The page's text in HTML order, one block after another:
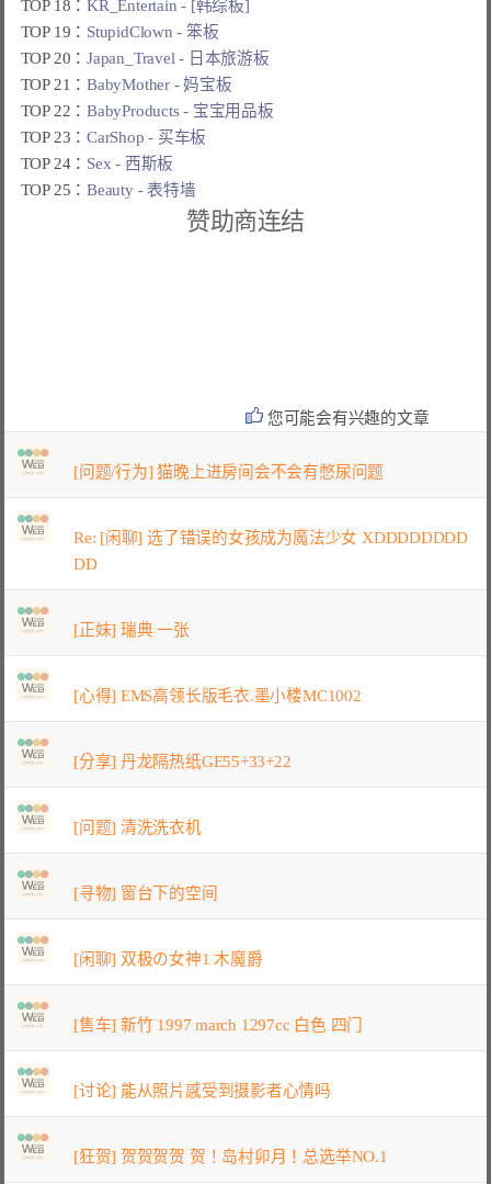
TOP 18：KR_Entertain - [韩综板]
TOP 19： StupidClown - 笨板
TOP 20：Japan_Travel - 日本旅游板
TOP 21：BabyMother - 妈宝板
TOP 22：BabyProducts - 宝宝用品板
TOP 23：CarShop - 买车板
TOP 24： Sex - 西斯板
TOP 25：Beauty - 表特墙
赞助商连结
您可能会有兴趣的文章
[问题/行为] 猫晚上进房间会不会有憋尿问题
Re: [闲聊] 选了错误的女孩成为魔法少女 XDDDDDDDD
DD
[正妹] 瑞典 一张
[心得] EMS高领长版毛衣.墨小楼MC1002
[分享] 丹龙隔热纸GE55+33+22
[问题] 清洗洗衣机
[寻物] 窗台下的空间
[闲聊] 双极の女神1 木魔爵
[售车] 新竹 1997 march 1297cc 白色 四门
[讨论] 能从照片感受到摄影者心情吗
[狂贺] 贺贺贺贺 贺！岛村卯月！总选举NO.1